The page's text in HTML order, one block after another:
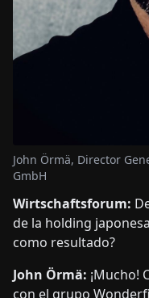
John Örmä, Director
GmbH
Wirtschaftsforum:
de la holding
como resultado?
John Örmä: ¡Mucho!
con el grupo